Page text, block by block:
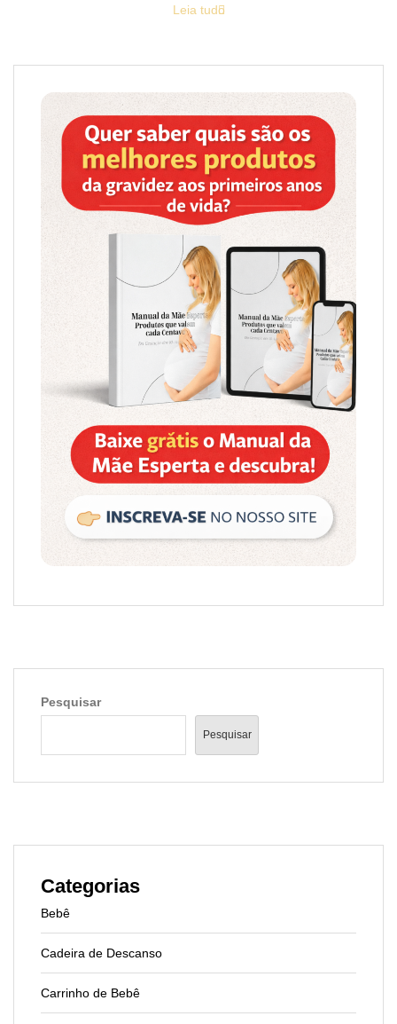
Leia tudo
Pesquisar
Pesquisar
Categorias
Bebê
Cadeira de Descanso
Carrinho de Bebê